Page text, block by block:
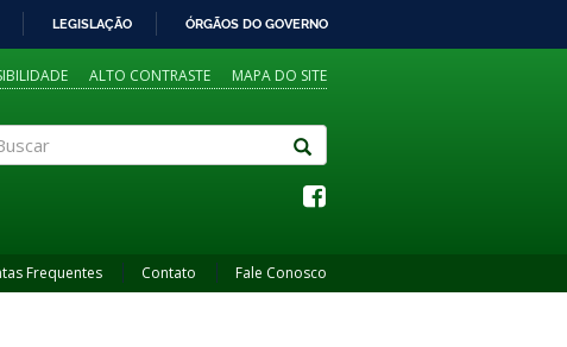
LEGISLAÇÃO ÓRGÃOS DO GOVERNO
ALTO CONTRASTE MAPA DO SITE
Frequentes Contato Fale Conosco